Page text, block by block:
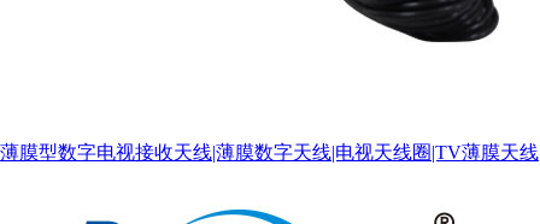
薄膜型数字电视接收天线|薄膜数字天线|电视天线圈|TV薄膜天线